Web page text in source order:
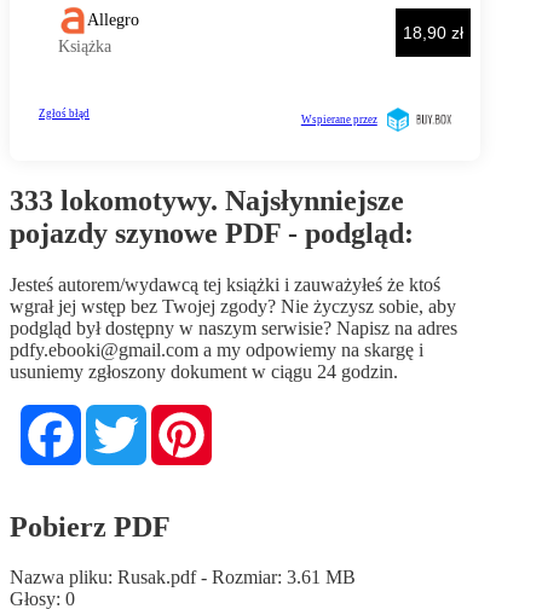
333 lokomotywy. Najsłynniejsze
pojazdy szynowe PDF - podgląd:
Jesteś autorem/wydawcą tej książki i zauważyłeś że ktoś
wgrał jej wstęp bez Twojej zgody? Nie życzysz sobie, aby
podgląd był dostępny w naszym serwisie? Napisz na adres
pdfy.ebooki@gmail.com a my odpowiemy na skargę i
usuniemy zgłoszony dokument w ciągu 24 godzin.
FacebookTwitter
Pobierz PDF
Nazwa pliku: Rusak.pdf - Rozmiar: 3.61 MB
Głosy: 0